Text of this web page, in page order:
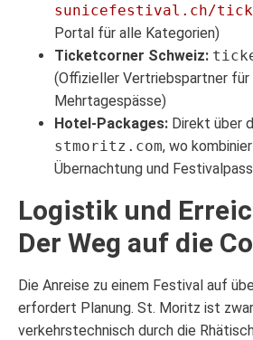
sunicefestival.ch/
Portal für alle Kategorien)
Ticketcorner Schweiz:
(Offizieller Vertriebspartner für
Mehrtagespässe)
Hotel-Packages: Direkt über
stmoritz.com, wo
Übernachtung und
Logistik und
Der Weg auf die
Die Anreise zu einem Festival auf
erfordert Planung. St. Moritz ist
verkehrstechnisch durch die